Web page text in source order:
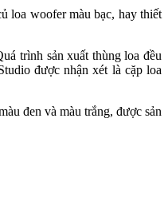
loa woofer màu bạc, hay thiết
trình sản xuất thùng loa đều
được nhận xét là cặp loa
đen và màu trắng, được sản